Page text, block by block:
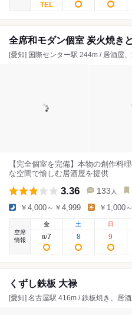
全席和モダン個室 炭火焼き
[愛知] 国際センター駅 244m / 居酒屋
【完全個室を完備】本物の創作料
な空間で愉しむ居酒屋を提供
3.36 133 人
￥4,000～￥4,999 ￥1,000
空席
情報
金
8/7
土
8
日
9
くずし鉄板 大禄
[愛知] 名古屋駅 416m / 鉄板焼き、居